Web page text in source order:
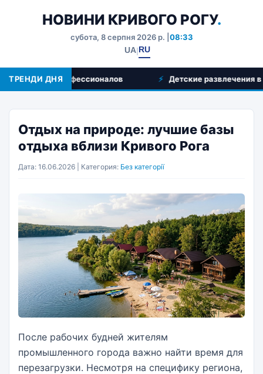
НОВИНИ КРИВОГО РОГУ.
субота, 8 серпня 2026 р. | 08:33
UA|RU
ТРЕНДИ ДНЯ
выбор профессионалов Детские развлечения в
Отдых на природе: лучшие базы
отдыха вблизи Кривого Рога
Дата: 16.06.2026 | Категория: Без категорії
После рабочих будней жителям
промышленного города важно найти время для
перезагрузки. Несмотря на специфику региона,